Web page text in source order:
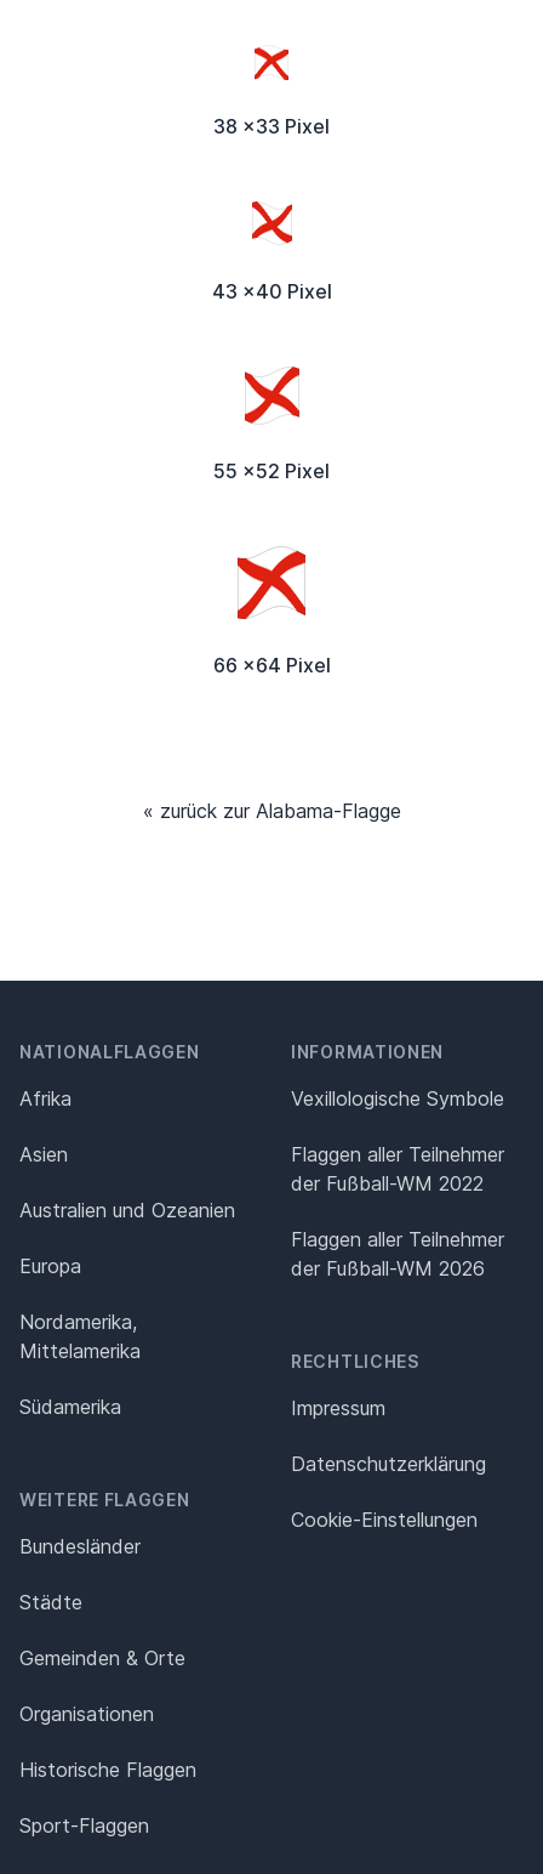
38 x33 Pixel
43 x40 Pixel
55 x52 Pixel
66 x64 Pixel
« zurück zur Alabama-Flagge
NATIONALFLAGGEN
Afrika
Asien
Australien und Ozeanien
Europa
Nordamerika,
Mittelamerika
Südamerika
WEITERE FLAGGEN
Bundesländer
Städte
Gemeinden & Orte
Organisationen
Historische Flaggen
Sport-Flaggen
INFORMATIONEN
Vexillologische Symbole
Flaggen aller Teilnehmer
der Fußball-WM 2022
Flaggen aller Teilnehmer
der Fußball-WM 2026
RECHTLICHES
Impressum
Datenschutz­erklärung
Cookie-Einstellungen